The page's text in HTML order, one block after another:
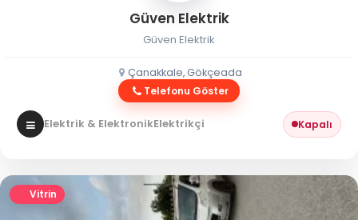
Güven Elektrik
Güven Elektrik
Çanakkale, Gökçeada
Telefonu Göster
Elektrik & ElektronikElektrikçi Kapalı
Vitrin